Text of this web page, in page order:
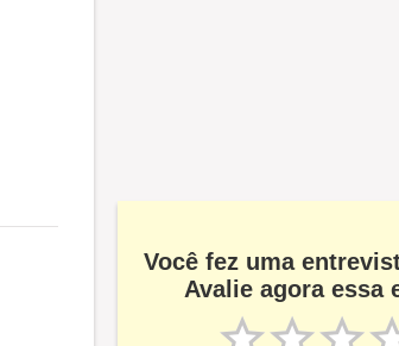
Você fez uma
Avalie agora essa